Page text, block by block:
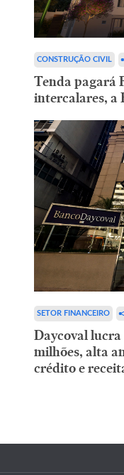
CONSTRUÇÃO CIVIL
Tenda pagará
intercalares, a
SETOR FINANCEIRO
Daycoval
milhões, alta
crédito e